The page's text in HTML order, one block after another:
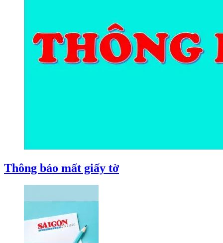
Thông báo mất giấy tờ